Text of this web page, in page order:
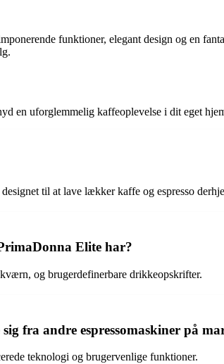
funktioner, elegant design og en
en uforglemmelig kaffeoplevelse i dit eget
til at lave lækker kaffe og espresso
Elite har?
og brugerdefinerbare drikkeopskrifter.
fra andre espressomaskiner på
teknologi og brugervenlige funktioner.